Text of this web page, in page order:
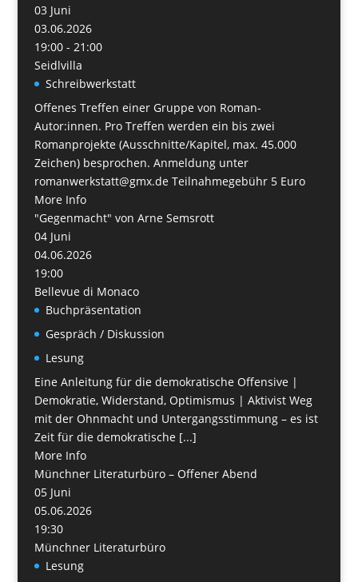
03 Juni
03.06.2026
19:00 - 21:00
Seidlvilla
Schreibwerkstatt
Offenes Treffen einer Gruppe von Roman-
Autor:innen. Pro Treffen werden ein bis zwei
Romanprojekte (Ausschnitte/Kapitel, max. 45.000
Zeichen) besprochen. Anmeldung unter
romanwerkstatt@gmx.de Teilnahmegebühr 5 Euro
More Info
"Gegenmacht" von Arne Semsrott
04 Juni
04.06.2026
19:00
Bellevue di Monaco
Buchpräsentation
Gespräch / Diskussion
Lesung
Eine Anleitung für die demokratische Offensive |
Demokratie, Widerstand, Optimismus | Aktivist Weg
mit der Ohnmacht und Untergangsstimmung – es ist
Zeit für die demokratische [...]
More Info
Münchner Literaturbüro – Offener Abend
05 Juni
05.06.2026
19:30
Münchner Literaturbüro
Lesung